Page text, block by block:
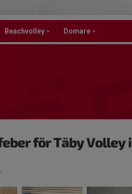
Beachvolley Domare
för Täby Volley i